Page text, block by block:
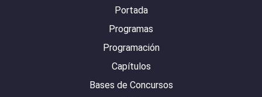
Portada
Programas
Programación
Capítulos
Bases de Concursos